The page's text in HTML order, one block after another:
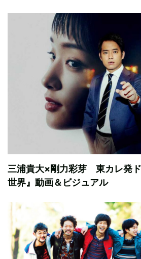
三浦貴大×剛力彩芽 東カレ発
世界』動画＆ビジュアル